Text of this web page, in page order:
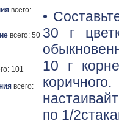
всего:
всего: 50
101
всего:
•
30 г
10 г
по 1/